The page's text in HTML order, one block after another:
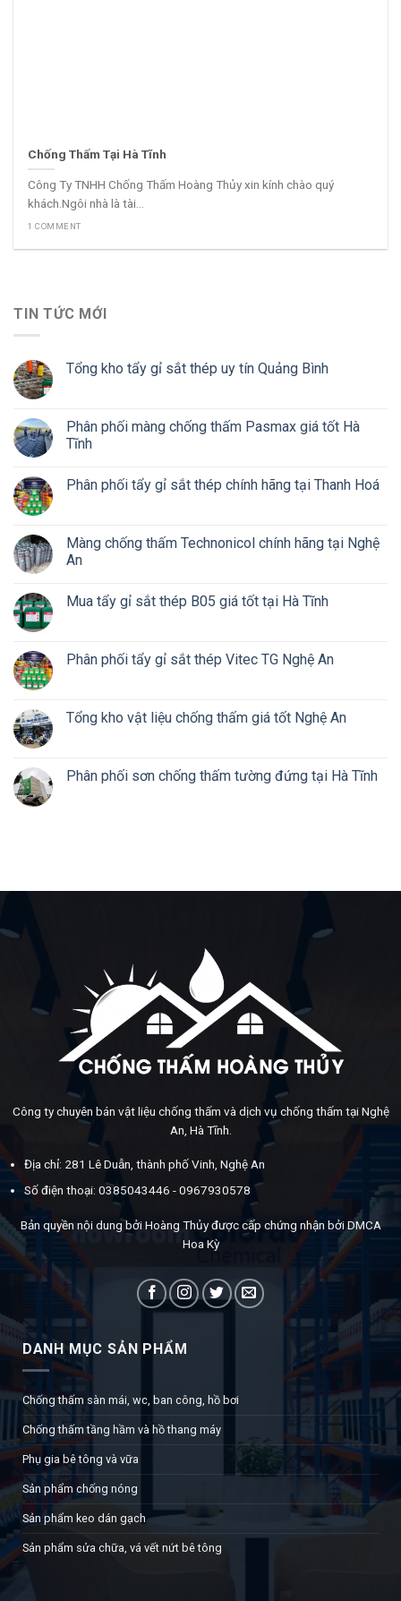
Chống Thấm Tại Hà Tĩnh
Công Ty TNHH Chống Thấm Hoàng Thủy xin kính chào quý
khách.Ngôi nhà là tài...
1 COMMENT
TIN TỨC MỚI
Tổng kho tẩy gỉ sắt thép uy tín Quảng Bình
Phân phối màng chống thấm Pasmax giá tốt Hà
Tĩnh
Phân phối tẩy gỉ sắt thép chính hãng tại Thanh Hoá
Màng chống thấm Technonicol chính hãng tại Nghệ
An
Mua tẩy gỉ sắt thép B05 giá tốt tại Hà Tĩnh
Phân phối tẩy gỉ sắt thép Vitec TG Nghệ An
Tổng kho vật liệu chống thấm giá tốt Nghệ An
Phân phối sơn chống thấm tường đứng tại Hà Tĩnh
Công ty chuyên bán vật liệu chống thấm và dịch vụ chống thấm tại Nghệ
An, Hà Tĩnh.
Địa chỉ: 281 Lê Duẫn, thành phố Vinh, Nghệ An
Số điện thoại: 0385043446 - 0967930578
Bản quyền nội dung bởi Hoàng Thủy được cấp chứng nhận bởi DMCA
Hoa Kỳ
DANH MỤC SẢN PHẨM
Chống thấm sàn mái, wc, ban công, hồ bơi
Chống thấm tầng hầm và hồ thang máy
Phụ gia bê tông và vữa
Sản phẩm chống nóng
Sản phẩm keo dán gạch
Sản phẩm sửa chữa, vá vết nứt bê tông